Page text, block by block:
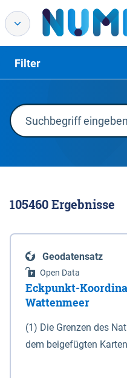
Filter
105460Ergebnisse
Geodatensatz
Open Data
Eckpunkt-
Wattenmeer
(1) Die Grenzen des
dem beigefügten